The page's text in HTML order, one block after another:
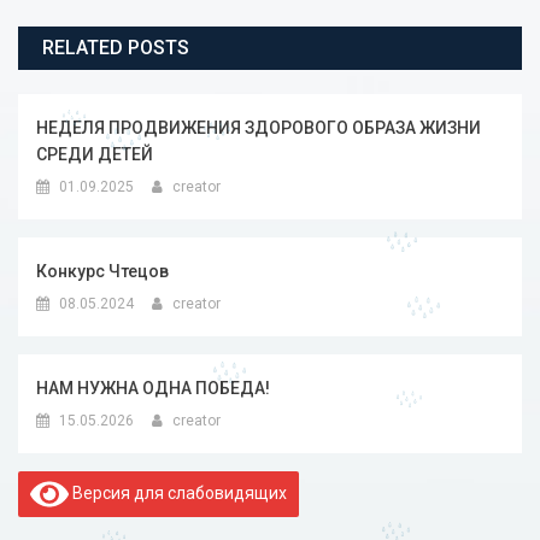
RELATED POSTS
НЕДЕЛЯ ПРОДВИЖЕНИЯ ЗДОРОВОГО ОБРАЗА ЖИЗНИ
СРЕДИ ДЕТЕЙ
01.09.2025 creator
Конкурс Чтецов
08.05.2024 creator
НАМ НУЖНА ОДНА ПОБЕДА!
15.05.2026 creator
Версия для слабовидящих